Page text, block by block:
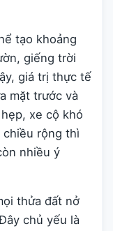
tạo khoảng
giếng trời
giá trị thực tế
mặt trước và
xe cộ khó
chiều rộng thì
nhiều ý
thửa đất nở
chủ yếu là